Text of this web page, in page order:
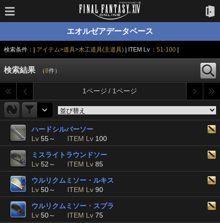
エオルゼアデータベース
検索条件：| アイテム>道具>木工道具(主道具) | ITEM Lv ：51-100
検索結果 （8件）
1ページ / 1ページ
ハードシルバーソー
Lv 55～ ITEM Lv 100
ミスライトラウンドソー
Lv 52～ ITEM Lv 85
ウルリクムミソー・ルキス
Lv 50～ ITEM Lv 90
ウルリクムミソー・スプラ
Lv 50～ ITEM Lv 75